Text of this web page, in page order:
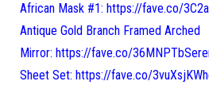
African Mask #1: https://fave.co/
Antique Gold Branch Framed Arched
Mirror: https://fave.co/
Sheet Set: https://fave.co/